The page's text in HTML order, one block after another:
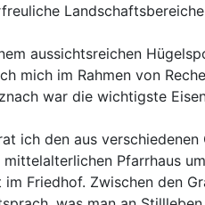
aussichtsreichen
mich im Rahmen von
war die wichtigste
ich den aus
mittelalterlichen Pfarrhaus
Friedhof. Zwischen den